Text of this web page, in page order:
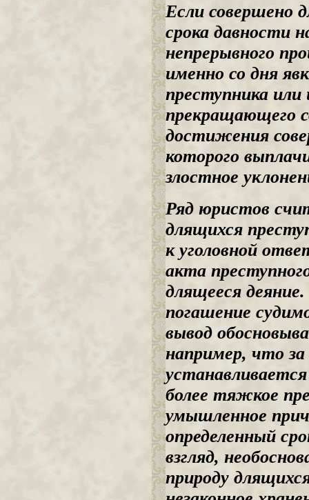
Если совершено
срока давности
непрерывного
именно со дня
преступника
прекращающего
достижения
которого
злостное
Ряд юристов
длящихся
к уголовной
акта
длящееся
погашение
вывод
например, что
более тяжкое
умышленное
определенный
взгляд,
природу